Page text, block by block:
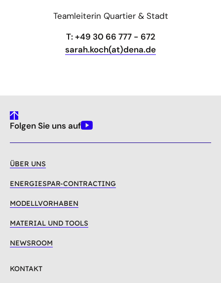
Teamleiterin Quartier & Stadt
T: +49 30 66 777 - 672
sarah.koch(at)dena.de
gehe
nach
Folgen Sie uns aufYoutube
ÜBER UNS
ENERGIESPAR-CONTRACTING
MODELLVORHABEN
MATERIAL UND TOOLS
NEWSROOM
KONTAKT